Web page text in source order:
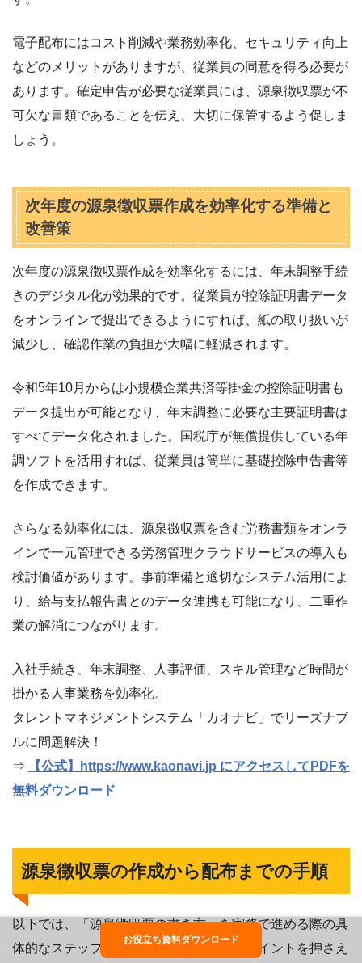
電子配布にはコスト削減や業務効率化、セキュリティ向上
などのメリットがありますが、従業員の同意を得る必要が
あります。確定申告が必要な従業員には、源泉徴収票が不
可欠な書類であることを伝え、大切に保管するよう促しま
しょう。
次年度の源泉徴収票作成を効率化する準備と
改善策
次年度の源泉徴収票作成を効率化するには、年末調整手続
きのデジタル化が効果的です。従業員が控除証明書データ
をオンラインで提出できるようにすれば、紙の取り扱いが
減少し、確認作業の負担が大幅に軽減されます。
令和5年10月からは小規模企業共済等掛金の控除証明書も
データ提出が可能となり、年末調整に必要な主要証明書は
すべてデータ化されました。国税庁が無償提供している年
調ソフトを活用すれば、従業員は簡単に基礎控除申告書等
を作成できます。
さらなる効率化には、源泉徴収票を含む労務書類をオンラ
インで一元管理できる労務管理クラウドサービスの導入も
検討価値があります。事前準備と適切なシステム活用によ
り、給与支払報告書とのデータ連携も可能になり、二重作
業の解消につながります。
入社手続き、年末調整、人事評価、スキル管理など時間が
掛かる人事業務を効率化。
タレントマネジメントシステム「カオナビ」でリーズナブ
ルに問題解決！
⇒
【公式】https://www.kaonavi.jp にアクセスしてPDFを
無料ダウンロード
源泉徴収票の作成から配布までの手順
以下では、「源泉徴収票の書き方」を実務で進める際の具
体的なステップを紹介します。各段階のポイントを押さえ
お役立ち資料ダウンロード